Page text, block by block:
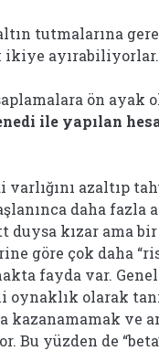
tutmalarına
ikiye ayırabiliyorlar.
ön ayak
ile yapılan
varlığını azaltıp
daha fazla
kızar ama bir
göre çok daha
fayda var.
oynaklık olarak
ve
Bu yüzden de